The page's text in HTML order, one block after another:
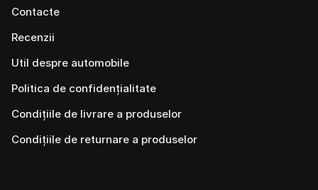
Contacte
Recenzii
Util despre automobile
Politica de confidențialitate
Condițiile de livrare a produselor
Condițiile de returnare a produselor